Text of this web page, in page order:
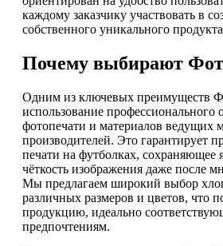
каждому заказчику участвовать в
собственного уникального
Почему выбирают
Одним из ключевых преимуществ
использование профессионального
фотопечати и материалов ведущих
производителей. Это гарантирует
печати на футболках, сохраняющее
чёткость изображения даже после
Мы предлагаем широкий выбор
различных размеров и цветов, что
продукцию, идеально
предпочтениям.